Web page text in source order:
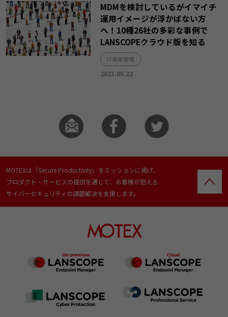
MDMを検討しているがイマイチ
運用イメージが浮かばない方
へ！10種26社の多彩な事例で
LANSCOPEクラウド版を知る
IT資産管理
2023.05.22
MOTEXは「Secure Productivity」をミッションに掲げ、
プロダクト・サービスの提供を通じて、お客様が抱える
サイバーセキュリティの課題解決を支援します。